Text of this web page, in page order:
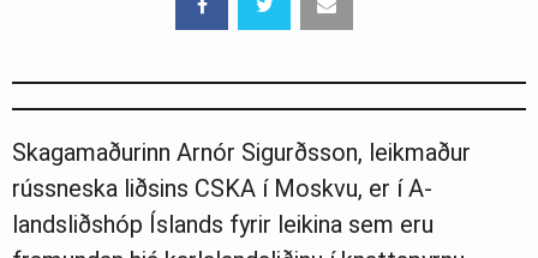
Ljósmyndasafn
Skagamaðurinn Arnór Sigurðsson, leikmaður
rússneska liðsins CSKA í Moskvu, er í A-
landsliðshóp Íslands fyrir leikina sem eru